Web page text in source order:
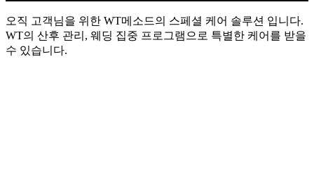
오직 고객님을 위한 WT메소드의 스페셜 케어 솔루션 입니다.
WT의 산후 관리, 웨딩 집중 프로그램으로 특별한 케어를 받을
수 있습니다.